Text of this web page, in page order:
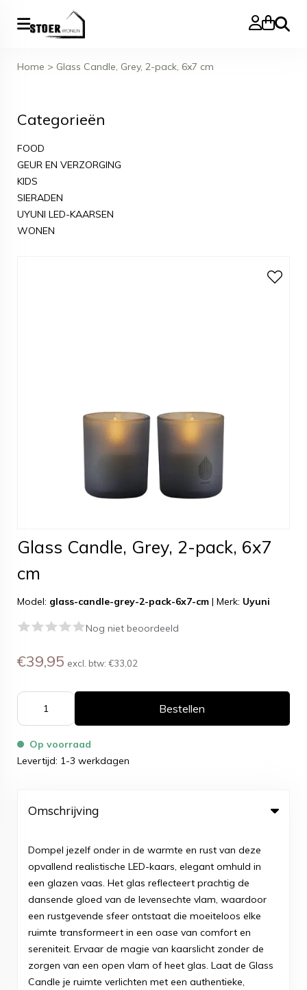
Zoeken
Home > Glass Candle, Grey, 2-pack, 6x7 cm
Categorieën
FOOD
GEUR EN VERZORGING
KIDS
SIERADEN
UYUNI LED-KAARSEN
WONEN
Glass Candle, Grey, 2-pack, 6x7
cm
Model: glass-candle-grey-2-pack-6x7-cm | Merk: Uyuni
Nog niet beoordeeld
€39,95 excl. btw: €33,02
Bestellen
Op voorraad
Levertijd: 1-3 werkdagen
Omschrijving
Dompel jezelf onder in de warmte en rust van deze
opvallend realistische LED-kaars, elegant omhuld in
een glazen vaas. Het glas reflecteert prachtig de
dansende gloed van de levensechte vlam, waardoor
een rustgevende sfeer ontstaat die moeiteloos elke
ruimte transformeert in een oase van comfort en
sereniteit. Ervaar de magie van kaarslicht zonder de
zorgen van een open vlam of heet glas. Laat de Glass
Candle je ruimte verlichten met een authentieke,